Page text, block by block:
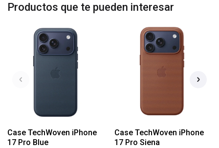
Productos que te pueden interesar
Case TechWoven iPhone
17 Pro Blue
Case TechWoven iPhone
17 Pro Siena